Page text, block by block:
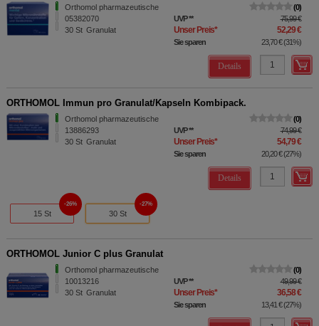
Orthomol pharmazeutische
05382070
30 St Granulat
0
UVP** 75,99 €
Unser Preis* 52,29 €
Sie sparen 23,70 €(31%)
Details
ORTHOMOL Immun pro Granulat/Kapseln Kombipack.
Orthomol pharmazeutische
13886293
30 St Granulat
0
UVP** 74,99 €
Unser Preis* 54,79 €
Sie sparen 20,20 €(27%)
Details
15 St
26%
30 St
27%
ORTHOMOL Junior C plus Granulat
Orthomol pharmazeutische
10013216
30 St Granulat
0
UVP** 49,99 €
Unser Preis* 36,58 €
Sie sparen 13,41 €(27%)